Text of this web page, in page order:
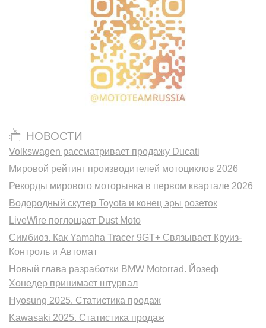
НОВОСТИ
Volkswagen рассматривает продажу Ducati
Мировой рейтинг производителей мотоциклов 2026
Рекорды мирового моторынка в первом квартале 2026
Водородный скутер Toyota и конец эры розеток
LiveWire поглощает Dust Moto
Симбиоз. Как Yamaha Tracer 9GT+ Связывает Круиз-
Контроль и Автомат
Новый глава разработки BMW Motorrad. Йозеф
Хонедер принимает штурвал
Hyosung 2025. Статистика продаж
Kawasaki 2025. Статистика продаж